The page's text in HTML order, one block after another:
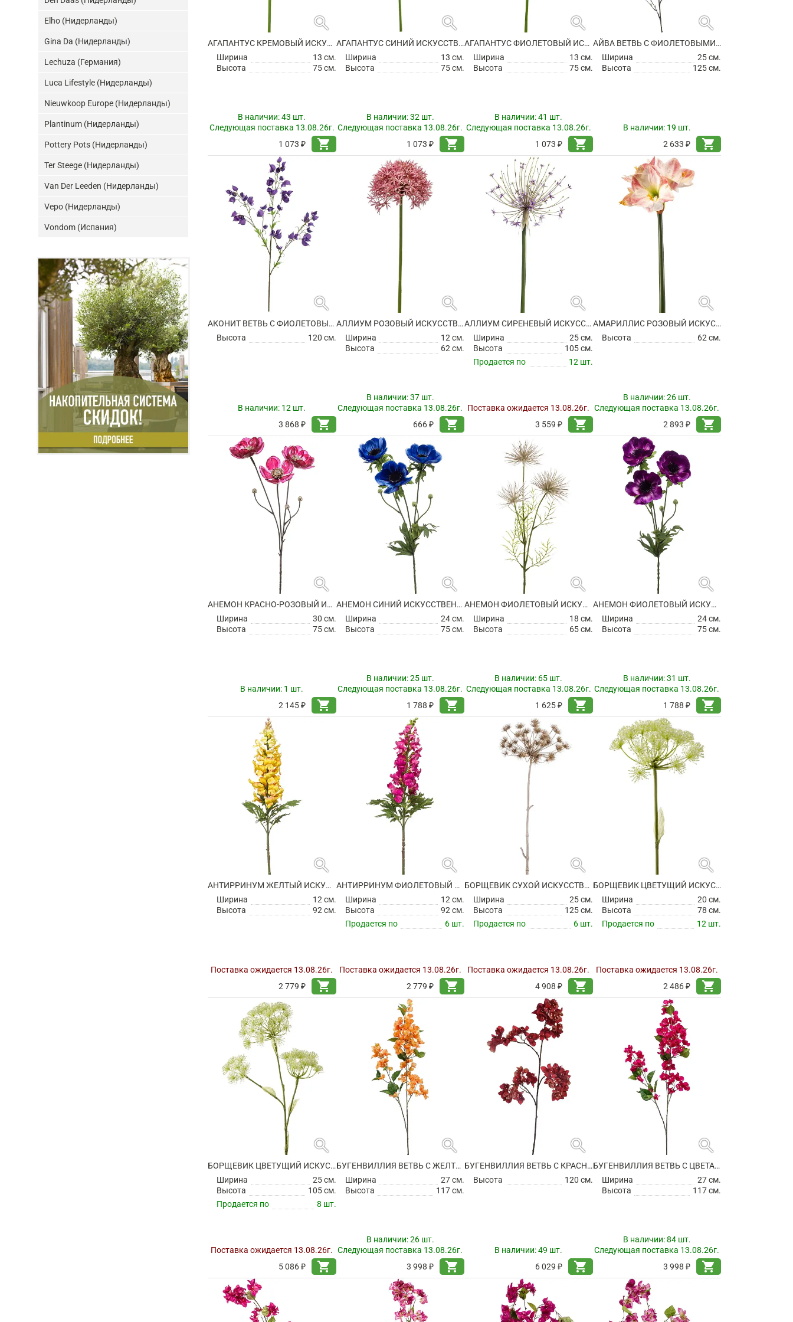
search
АГАПАНТУС КРЕМОВЫЙ ИСКУССТВЕННЫЙ
Ширина
13 см.
Высота
75 см.
В наличии:43 шт.
Следующая поставка 13.08.26г.
1 073 ₽
shopping_cart
search
АГАПАНТУС СИНИЙ ИСКУССТВЕННЫЙ
Ширина
13 см.
Высота
75 см.
В наличии:32 шт.
Следующая поставка 13.08.26г.
1 073 ₽
shopping_cart
search
АГАПАНТУС ФИОЛЕТОВЫЙ ИСКУССТВЕННЫЙ
Ширина
13 см.
Высота
75 см.
В наличии:41 шт.
Следующая поставка 13.08.26г.
1 073 ₽
shopping_cart
search
АЙВА ВЕТВЬ С ФИОЛЕТОВЫМИ ЦВЕТАМИ ИСКУССТВЕННАЯ
Ширина
25 см.
Высота
125 см.
В наличии: 19 шт.
2 633 ₽
shopping_cart
search
АКОНИТ ВЕТВЬ С ФИОЛЕТОВЫМИ ЦВЕТАМИ ИСКУССТВЕННЫЙ
Высота
120 см.
В наличии: 12 шт.
3 868 ₽
shopping_cart
search
АЛЛИУМ РОЗОВЫЙ ИСКУССТВЕННЫЙ
Ширина
12 см.
Высота
62 см.
В наличии:37 шт.
Следующая поставка 13.08.26г.
666 ₽
shopping_cart
search
АЛЛИУМ СИРЕНЕВЫЙ ИСКУССТВЕННЫЙ
Ширина
25 см.
Высота
105 см.
Продается по
12 шт.
Поставка ожидается 13.08.26г.
3 559 ₽
shopping_cart
search
АМАРИЛЛИС РОЗОВЫЙ ИСКУССТВЕННЫЙ
Высота
62 см.
В наличии:26 шт.
Следующая поставка 13.08.26г.
2 893 ₽
shopping_cart
search
АНЕМОН КРАСНО-РОЗОВЫЙ ИСКУССТВЕННЫЙ
Ширина
30 см.
Высота
75 см.
В наличии: 1 шт.
2 145 ₽
shopping_cart
search
АНЕМОН СИНИЙ ИСКУССТВЕННЫЙ
Ширина
24 см.
Высота
75 см.
В наличии:25 шт.
Следующая поставка 13.08.26г.
1 788 ₽
shopping_cart
search
АНЕМОН ФИОЛЕТОВЫЙ ИСКУССТВЕННЫЙ
Ширина
18 см.
Высота
65 см.
В наличии: 65 шт.
Следующая поставка 13.08.26г.
1 625 ₽
shopping_cart
search
АНЕМОН ФИОЛЕТОВЫЙ ИСКУССТВЕННЫЙ
Ширина
24 см.
Высота
75 см.
В наличии:31 шт.
Следующая поставка 13.08.26г.
1 788 ₽
shopping_cart
search
АНТИРРИНУМ ЖЕЛТЫЙ ИСКУССТВЕННЫЙ
Ширина
12 см.
Высота
92 см.
Поставка ожидается 13.08.26г.
2 779 ₽
shopping_cart
search
АНТИРРИНУМ ФИОЛЕТОВЫЙ ИСКУССТВЕННЫЙ
Ширина
12 см.
Высота
92 см.
Продается по
6 шт.
Поставка ожидается 13.08.26г.
2 779 ₽
shopping_cart
search
БОРЩЕВИК СУХОЙ ИСКУССТВЕННЫЙ
Ширина
25 см.
Высота
125 см.
Продается по
6 шт.
Поставка ожидается 13.08.26г.
4 908 ₽
shopping_cart
search
БОРЩЕВИК ЦВЕТУЩИЙ ИСКУССТВЕННЫЙ
Ширина
20 см.
Высота
78 см.
Продается по
12 шт.
Поставка ожидается 13.08.26г.
2 486 ₽
shopping_cart
search
БОРЩЕВИК ЦВЕТУЩИЙ ИСКУССТВЕННЫЙ
Ширина
25 см.
Высота
105 см.
Продается по
8 шт.
Поставка ожидается 13.08.26г.
5 086 ₽
shopping_cart
search
БУГЕНВИЛЛИЯ ВЕТВЬ С ЖЕЛТО-ОРАНЖЕВЫМИ ЦВЕТАМИ ИСКУССТВЕННАЯ
Ширина
27 см.
Высота
117 см.
В наличии:26 шт.
Следующая поставка 13.08.26г.
3 998 ₽
shopping_cart
search
БУГЕНВИЛЛИЯ ВЕТВЬ С КРАСНЫМИ ЦВЕТАМИ ИСКУССТВЕННАЯ
Высота
120 см.
В наличии:49 шт.
6 029 ₽
shopping_cart
search
БУГЕНВИЛЛИЯ ВЕТВЬ С ЦВЕТАМИ ИСКУССТВЕННАЯ
Ширина
27 см.
Высота
117 см.
В наличии:84 шт.
Следующая поставка 13.08.26г.
3 998 ₽
shopping_cart
Elho (Нидерланды)
Gina Da (Нидерланды)
Lechuza (Германия)
Luca Lifestyle (Нидерланды)
Nieuwkoop Europe (Нидерланды)
Plantinum (Нидерланды)
Pottery Pots (Нидерланды)
Ter Steege (Нидерланды)
Van Der Leeden (Нидерланды)
Vepo (Нидерланды)
Vondom (Испания)